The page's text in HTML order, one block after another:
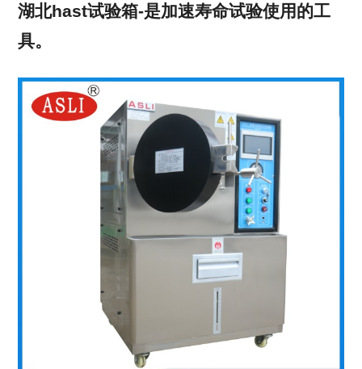
湖北hast试验箱-是加速寿命试验使用的工
具。